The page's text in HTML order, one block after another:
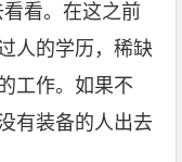
看。在这之前
人的学历，稀缺
工作。如果不
有装备的人出去